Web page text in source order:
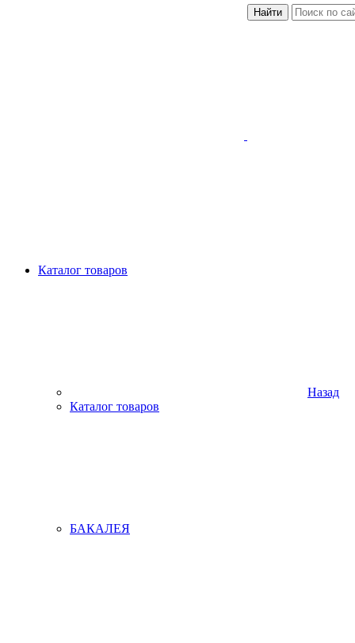
Найти
Каталог товаров
Назад
Каталог товаров
БАКАЛЕЯ